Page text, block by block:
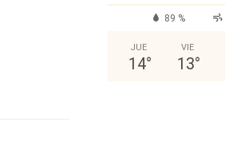
89 %
JUE
14°
VIE
13°